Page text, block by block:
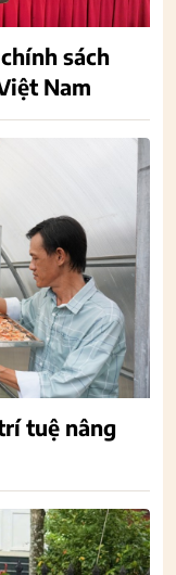
sách
Nam
tuệ nâng